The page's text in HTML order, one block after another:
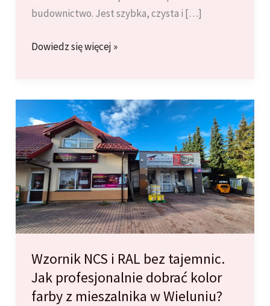
budownictwo. Jest szybka, czysta i […]
Płyty
bez
tajemnic:
Przewodnik
po
rodzajach
i
zastosowaniu
dla
Wielunia
okolic
Dowiedz się więcej »
Wzornik NCS i RAL bez tajemnic.
Jak profesjonalnie dobrać kolor
farby z mieszalnika w Wieluniu?